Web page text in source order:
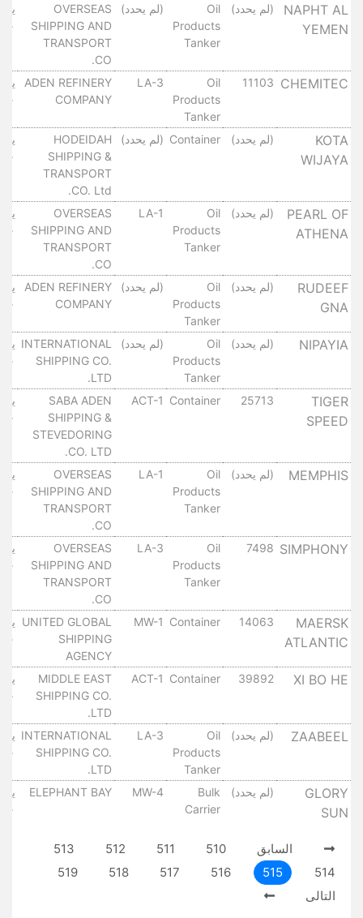
NAPHT AL
YEMEN
(لم يحدد)
Oil
Products
Tanker
(لم يحدد)
OVERSEAS
SHIPPING AND
TRANSPORT
CO.
CHEMITEC
11103
Oil
Products
Tanker
LA-3
ADEN REFINERY
COMPANY
KOTA
WIJAYA
(لم يحدد) Container (لم يحدد)
HODEIDAH
SHIPPING &
TRANSPORT
CO. Ltd.
PEARL OF
ATHENA
(لم يحدد)
Oil
Products
Tanker
LA-1
OVERSEAS
SHIPPING AND
TRANSPORT
CO.
RUDEEF
GNA
(لم يحدد)
Oil
Products
Tanker
(لم يحدد)
ADEN REFINERY
COMPANY
NIPAYIA (لم يحدد)
Oil
Products
Tanker
(لم يحدد)
INTERNATIONAL
SHIPPING CO.
LTD.
TIGER
SPEED
25713
Container
ACT-1
SABA ADEN
SHIPPING &
STEVEDORING
CO. LTD.
MEMPHIS (لم يحدد)
Oil
Products
Tanker
LA-1
OVERSEAS
SHIPPING AND
TRANSPORT
CO.
SIMPHONY
7498
Oil
Products
Tanker
LA-3
OVERSEAS
SHIPPING AND
TRANSPORT
CO.
MAERSK
ATLANTIC
14063
Container
MW-1
UNITED GLOBAL
SHIPPING
AGENCY
XI BO HE
39892
Container
ACT-1
MIDDLE EAST
SHIPPING CO.
LTD.
ZAABEEL (لم يحدد)
Oil
Products
Tanker
LA-3
INTERNATIONAL
SHIPPING CO.
LTD.
GLORY
SUN
(لم يحدد)
Bulk
Carrier
MW-4
ELEPHANT BAY
السابق 510
511
512
513
514
515
516
517
518
519
التالى